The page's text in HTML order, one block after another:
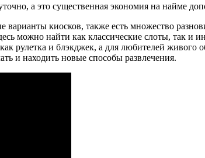
а это существенная экономия на найме
варианты киосков, также есть множество
можно найти как классические слоты, так
рулетка и блэкджек, а для любителей
и находить новые способы развлечения.